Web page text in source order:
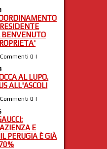
BENVENUTO
0 |
AL LUPO.
ALL'ASCOLI
0 |
E
PERUGIA È GIÀ